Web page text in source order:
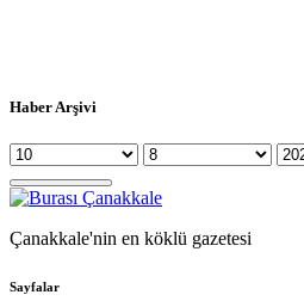
Haber Arşivi
Çanakkale'nin en köklü gazetesi
Sayfalar